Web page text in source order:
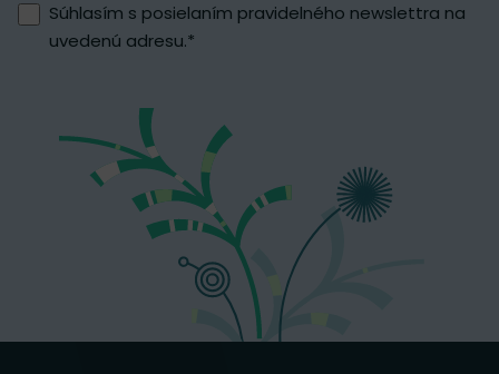
Súhlasím s posielaním pravidelného newslettra na
uvedenú adresu.*